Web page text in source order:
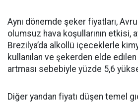
Aynı dönemde şeker fiyatları,
olumsuz hava koşullarının etkisi,
Brezilya’da alkollü içeceklerle
kullanılan ve şekerden elde
artması sebebiyle yüzde 5,6
Diğer yandan fiyatı düşen temel